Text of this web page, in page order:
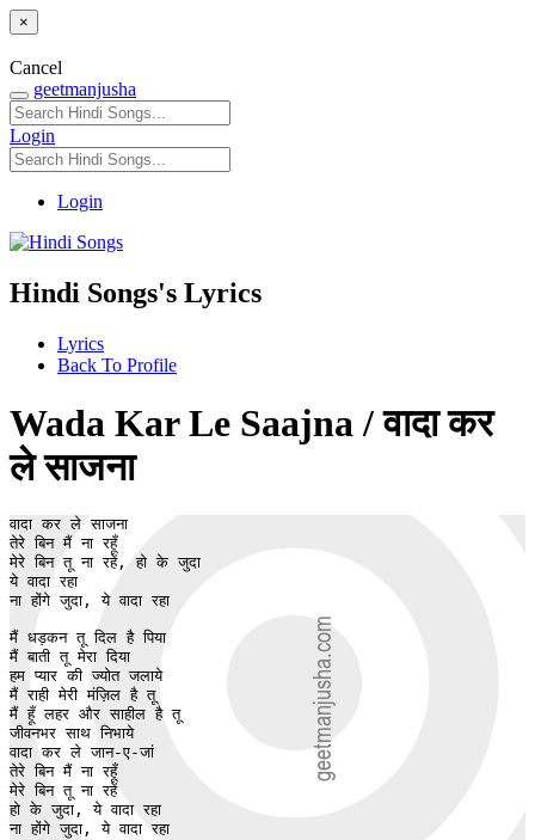
×
Cancel
geetmanjusha
Login
Login
Hindi Songs's Lyrics
Lyrics
Back To Profile
Wada Kar Le Saajna / वादा कर
ले साजना
वादा कर ले साजना
तेरे बिन मैं ना रहूँ
मेरे बिन तू ना रहें, हो के जुदा
ये वादा रहा
ना होंगे जुदा, ये वादा रहा
मैं धड़कन तू दिल है पिया
मैं बाती तू मेरा दिया
हम प्यार की ज्योत जलाये
मैं राही मेरी मंज़िल है तू
मैं हूँ लहर और साहील है तू
जीवनभर साथ निभाये
वादा कर ले जान-ए-जां
तेरे बिन मैं ना रहूँ
मेरे बिन तू ना रहें
हो के जुदा, ये वादा रहा
ना होंगे जुदा, ये वादा रहा